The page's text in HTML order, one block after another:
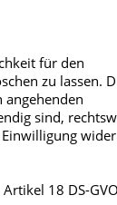
für den
zu lassen.
sind,
18 DS-